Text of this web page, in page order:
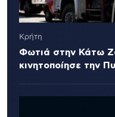
Κρήτη
Φωτιά στην Κάτω
κινητοποίησε την